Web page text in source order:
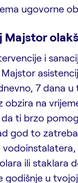
ugovorne
Majstor
i
7 dana u
obzira na
ti brzo
god to
ili staklara
godišnje u tvojoj